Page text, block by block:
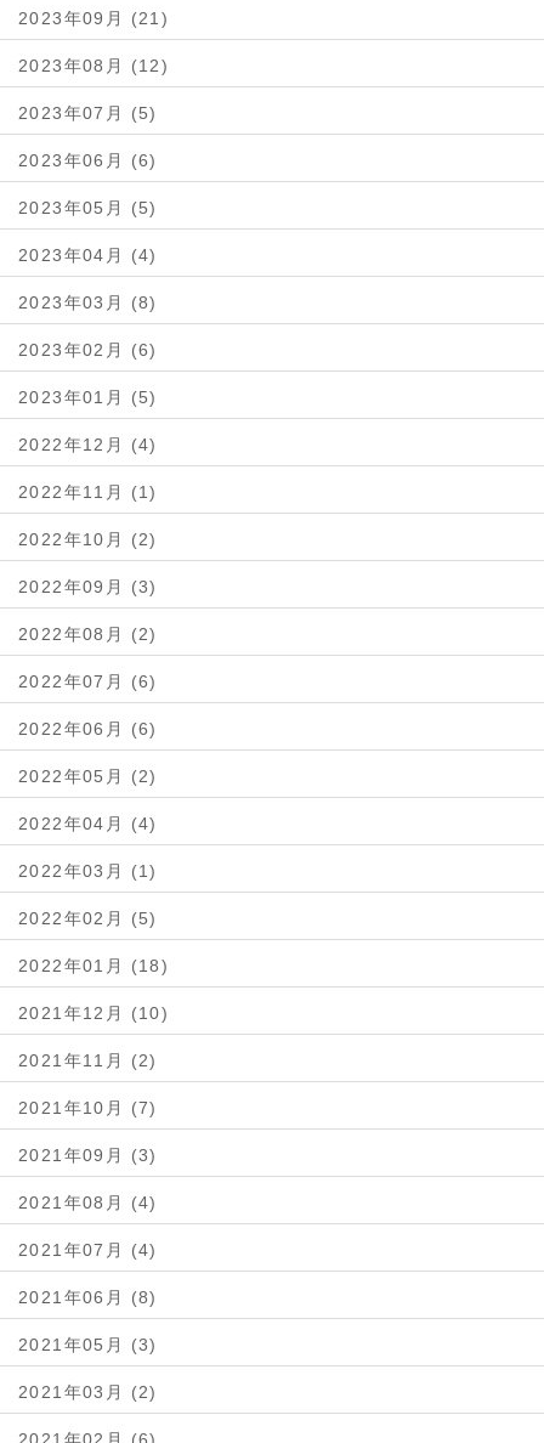
2023年09月 (21)
2023年08月 (12)
2023年07月 (5)
2023年06月 (6)
2023年05月 (5)
2023年04月 (4)
2023年03月 (8)
2023年02月 (6)
2023年01月 (5)
2022年12月 (4)
2022年11月 (1)
2022年10月 (2)
2022年09月 (3)
2022年08月 (2)
2022年07月 (6)
2022年06月 (6)
2022年05月 (2)
2022年04月 (4)
2022年03月 (1)
2022年02月 (5)
2022年01月 (18)
2021年12月 (10)
2021年11月 (2)
2021年10月 (7)
2021年09月 (3)
2021年08月 (4)
2021年07月 (4)
2021年06月 (8)
2021年05月 (3)
2021年03月 (2)
2021年02月 (6)